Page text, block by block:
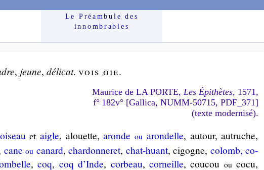
Le Préam­bule des
innom­brables
, jeune,dé­li­cat.vois oie.
Maurice de LA PORTE,Les Épithètes, 1571,
f° 182v° [Gallica, NUMM-50715, PDF_371]
(texte modernisé).
oiseau et aigle, alouette,arondeou aron­delle, au­tour, au­truche,
caneou ca­nard,char­don­ne­ret, chat-huant, ci­gogne, co­lomb, co­
,coq, coq d’Inde, cor­beau, cor­neille, cou­cou oucocu,